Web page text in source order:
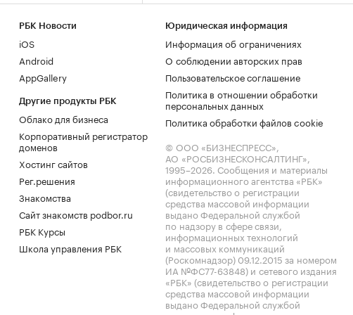
РБК Новости
iOS
Android
AppGallery
Другие продукты РБК
Облако для бизнеса
Корпоративный регистратор
доменов
Хостинг сайтов
Рег.решения
Знакомства
Сайт знакомств podbor.ru
РБК Курсы
Школа управления РБК
Юридическая информация
Информация об ограничениях
О соблюдении авторских прав
Пользовательское соглашение
Политика в отношении обработки
персональных данных
Политика обработки файлов cookie
© ООО «БИЗНЕСПРЕСС»,
АО «РОСБИЗНЕСКОНСАЛТИНГ»,
1995–2026. Сообщения и материалы
информационного агентства «РБК»
(свидетельство о регистрации
средства массовой информации
выдано Федеральной службой
по надзору в сфере связи,
информационных технологий
и массовых коммуникаций
(Роскомнадзор) 09.12.2015 за номером
ИА №ФС77-63848) и сетевого издания
«РБК» (свидетельство о регистрации
средства массовой информации
выдано Федеральной службой